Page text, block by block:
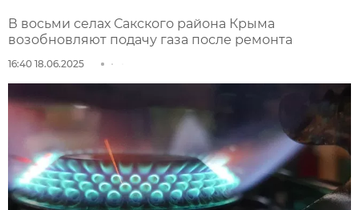
В восьми селах Сакского района Крыма
возобновляют подачу газа после ремонта
16:40 18.06.2025